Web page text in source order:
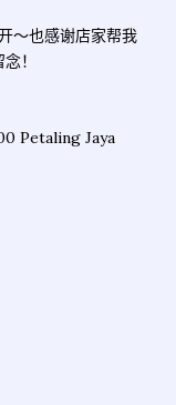
～也感谢店家帮我
！
Petaling Jaya